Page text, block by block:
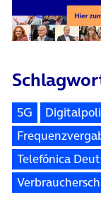
5G
Telefónica